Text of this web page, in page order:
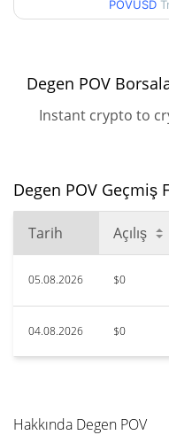
Tüm Zamanlar
Haz 6, 2024 (2 yıl önce)
Haz 25, 2026 (1 ay önce)
POVUSD
Degen POV
Instant crypto to
Degen POV Geçmiş
Tarih Açılış
05.08.2026 $0
04.08.2026 $0
Hakkında Degen POV